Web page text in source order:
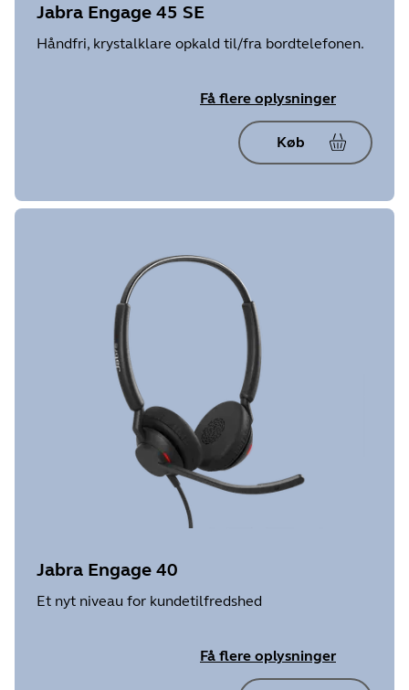
Jabra Engage 45 SE
Håndfri, krystalklare opkald til/fra bordtelefonen.
Få flere oplysninger
Køb
Jabra Engage 40
Et nyt niveau for kundetilfredshed
Få flere oplysninger